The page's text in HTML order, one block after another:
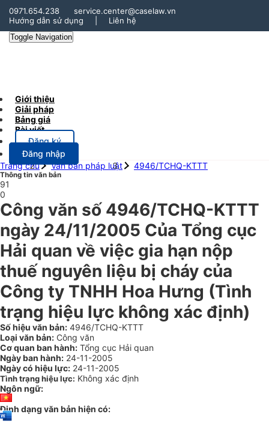
0971.654.238
service.center@caselaw.vn
Hướng dẫn sử dụng
Liên hệ
Toggle Navigation
Giới thiệu
Giải pháp
Bảng giá
Bài viết
Đăng ký
Đăng nhập
Trang chủ
Văn bản pháp luật 4946/TCHQ-KTTT
Thông tin văn bản
91
0
Công văn số 4946/TCHQ-KTTT
ngày 24/11/2005 Của Tổng cục
Hải quan về việc gia hạn nộp
thuế nguyên liệu bị cháy của
Công ty TNHH Hoa Hưng (Tình
trạng hiệu lực không xác định)
Số hiệu văn bản: 4946/TCHQ-KTTT
Loại văn bản: Công văn
Cơ quan ban hành: Tổng cục Hải quan
Ngày ban hành: 24-11-2005
Ngày có hiệu lực: 24-11-2005
Tình trạng hiệu lực: Không xác định
Ngôn ngữ:
Định dạng văn bản hiện có: